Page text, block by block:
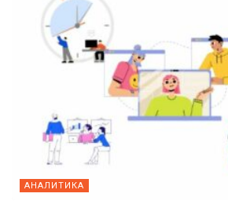
АНАЛИТИКА